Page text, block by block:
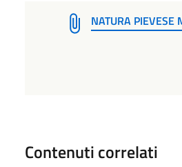
NATURA PIEVESE
Contenuti correlati